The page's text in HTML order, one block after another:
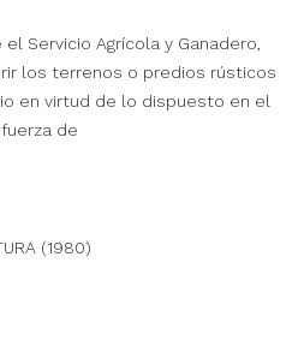
el Servicio Agrícola y Ganadero,
los terrenos o predios rústicos
en virtud de lo dispuesto en el
de
(1980)